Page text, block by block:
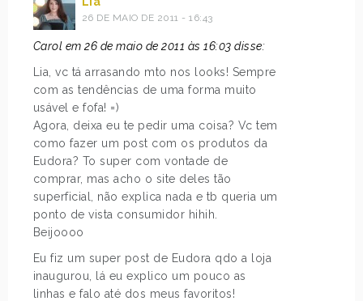
26 DE MAIO DE 2011 - 16:43
Carol em 26 de maio de 2011 às 16:03 disse:
Lia, vc tá arrasando mto nos looks! Sempre
com as tendências de uma forma muito
usável e fofa! =)
Agora, deixa eu te pedir uma coisa? Vc tem
como fazer um post com os produtos da
Eudora? To super com vontade de
comprar, mas acho o site deles tão
superficial, não explica nada e tb queria um
ponto de vista consumidor hihih.
Beijoooo
Eu fiz um super post de Eudora qdo a loja
inaugurou, lá eu explico um pouco as
linhas e falo até dos meus favoritos!